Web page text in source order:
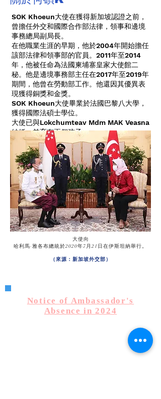
SOK Khoeun大使在獲得新加坡認證之前，
曾擔任外交和國際合作部法律，領事和邊境
事務總局副局長。
在他職業生涯的早期，他於2004年開始擔任
該部法律和領事部的官員。2011年至2014
年，他被任命為法國柬埔寨皇家大使館二
秘。他是邊境事務部主任在2017年至2019年
期間，他曾在勞動部工作。他還因其優異表
現獲得銅獎和金獎。
SOK Khoeun大使畢業於法國巴黎八大學，
獲得國際法碩士學位。
大使已與Lokchumteav Mdm MAK Veasna
結婚，並育有兩個孩子。
大使向
哈利馬·雅各布總統於2020年7月21日在伊斯坦納舉行。
（來源：新加坡外交部）
Notice of Ambassador's
Absence in 2024
had been away
March 2024
Chhay Raksmey